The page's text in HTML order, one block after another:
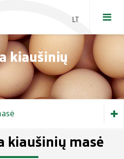
masės
kiaušinių
kiaušinių masė